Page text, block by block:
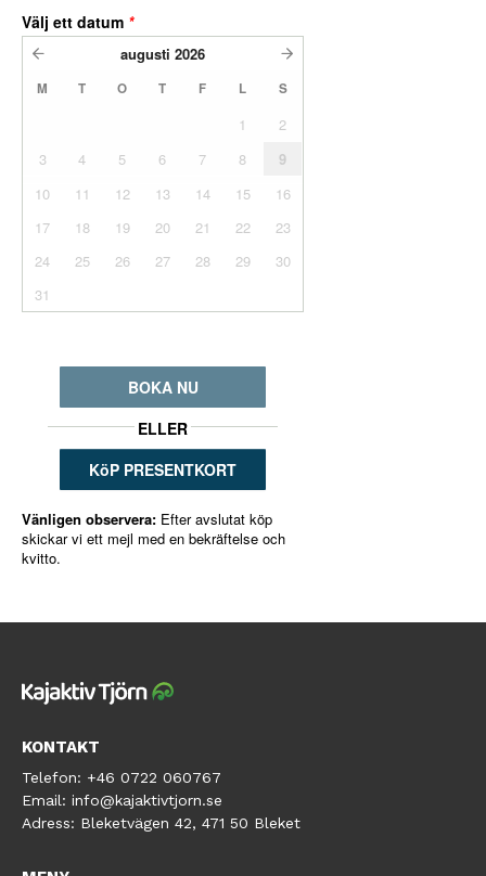
KONTAKT
Telefon: +46 0722 060767
Email: info@kajaktivtjorn.se
Adress: Bleketvägen 42, 471 50 Bleket